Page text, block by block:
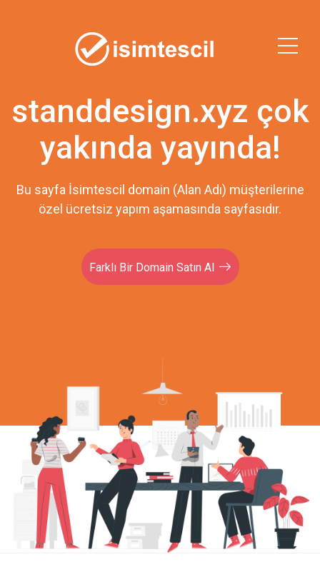
standdesign.xyz çok
yakında yayında!
Bu sayfa İsimtescil domain (Alan Adı) müşterilerine
özel ücretsiz yapım aşamasında sayfasıdır.
Farklı Bir Domain Satın Al